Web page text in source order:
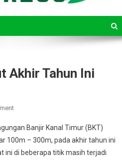
Akhir Tahun Ini
On
Tembus
Laut
Akhir
Banjir Kanal Timur (BKT)
100m – 300m, pada akhir tahun ini
ini di beberapa titik masih terjadi